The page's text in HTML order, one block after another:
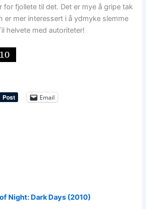
for fjollete til det. Det er mye å gripe tak
er mer interessert i å ydmyke slemme
helvete med autoriteter!
Email
Night: Dark Days (2010)